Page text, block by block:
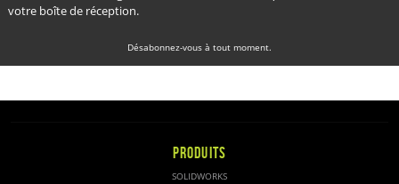
votre boîte de réception.
Désabonnez-vous à tout moment.
PRODUITS
SOLIDWORKS